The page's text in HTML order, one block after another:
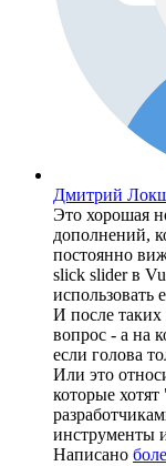
Дмитрий
Это хорошая
дополнений,
постоянно
slick slider в
использовать
И после таких
вопрос - а на
если голова
Или это
которые
инструменты
Написано